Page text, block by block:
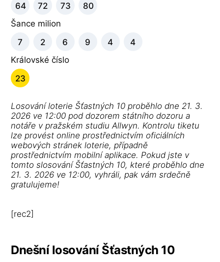
64 72 73
80
Šance milion
7
2 6 9 4
4
Královské číslo
23
Losování loterie Šťastných 10 proběhlo dne 21. 3.
2026 ve 12:00 pod dozorem státního dozoru a
notáře v pražském studiu Allwyn. Kontrolu tiketu
lze provést online prostřednictvím oficiálních
webových stránek loterie, případně
prostřednictvím mobilní aplikace. Pokud jste v
tomto slosování Šťastných 10, které proběhlo dne
21. 3. 2026 ve 12:00, vyhráli, pak vám srdečně
gratulujeme!
[rec2]
Dnešní losování Šťastných 10